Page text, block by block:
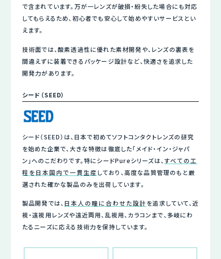
で含まれています。万が一レンズが破損・紛失した場合にも対応
してもらえるため、初心者でも安心して始めやすいサービスとい
えます。
技術面では、酸素透過性に優れた素材開発や、レンズの裏表を
間違えずに装着できるパッケージ設計など、快適さを追求した
開発力があります。
シード（SEED）
シード（SEED）は、日本で初めてソフトコンタクトレンズの研究
を始めた企業で、大きな特徴は徹底した「メイド・イン・ジャパ
ン」へのこだわりです。特にシードPureシリーズは、 すべての工
程を日本国内で一貫生産しており、高度な品質管理のもと厳
選された確かな製品のみを出荷しています。
製品開発では、 日本人の瞳に合わせた設計を追求していて、近
視・遠視用レンズや遠近両用、乱視用、カラコンまで、多岐にわ
たるニーズに応える技術力を保持しています。